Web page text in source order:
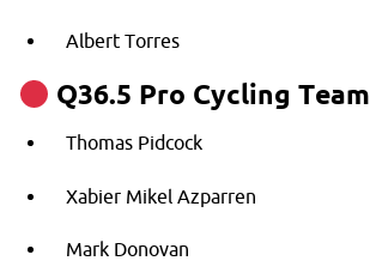
Albert Torres
Q36.5 Pro Cycling Team
Thomas Pidcock
Xabier Mikel Azparren
Mark Donovan